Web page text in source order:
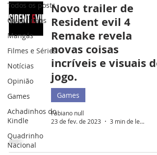
Todos os posts
Quadrinhos
Mangás
Filmes e Séries
Notícias
Opinião
Games
Achadinhos do
Kindle
Quadrinho
Nacional
Novo trailer de
Resident evil 4
Remake revela
novas coisas
incríveis e visuais do
jogo.
Games
Fabiano null
23 de fev. de 2023
3 min de leitura